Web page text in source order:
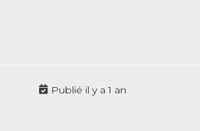
Publié il y a 1 an